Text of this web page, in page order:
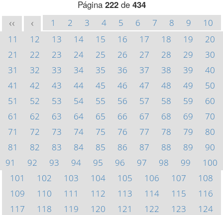
Página 222de 434
<< < 1 2 3 4 5 6 7 8 9
10
11
12 13 14 15 16 17 18 19
20
21
22 23 24 25 26 27 28 29
30
31
32 33 34 35 36 37 38 39
40
41
42 43 44 45 46 47 48 49
50
51
52 53 54 55 56 57 58 59
60
61
62 63 64 65 66 67 68 69
70
71
72 73 74 75 76 77 78 79
80
81
82 83 84 85 86 87 88 89
90
91
92 93 94 95 96 97 98 99
100
101
102 103 104 105 106 107
108
109
110 111 112 113 114 115
116
117
118 119 120 121 122 123
124